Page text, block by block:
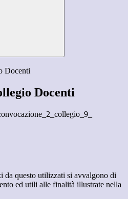
Docenti
Docenti
da questo utilizzati si avvalgono di
ed utili alle finalità illustrate nella